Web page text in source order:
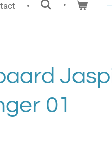
01